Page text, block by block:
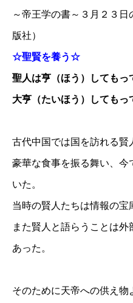
～帝王学の書～３月２３
版社）
☆聖賢を養う☆
聖人は亨（ほう）してもっ
大亨（たいほう）してもっ
（火
古代中国では国を訪れる賢
豪華な食事を振る舞い、今
いた。
当時の賢人たちは情報の宝
また賢人と語らうことは
あった。
そのために天帝への供え物